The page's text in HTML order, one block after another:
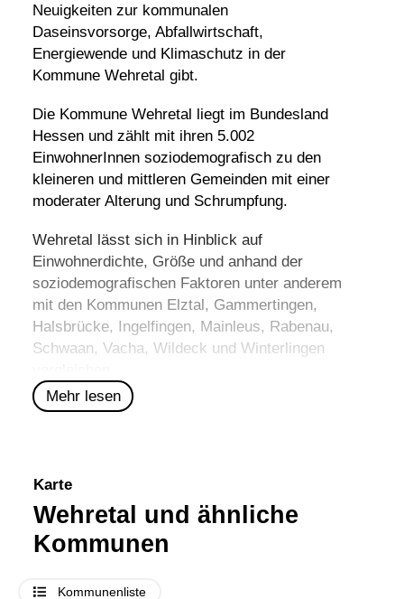
Neuigkeiten zur kommunalen
Daseinsvorsorge, Abfallwirtschaft,
Energiewende und Klimaschutz in der
Kommune Wehretal gibt.
Die Kommune Wehretal liegt im Bundesland
Hessen und zählt mit ihren 5.002
EinwohnerInnen soziodemografisch zu den
kleineren und mittleren Gemeinden mit einer
moderater Alterung und Schrumpfung.
Wehretal lässt sich in Hinblick auf
Einwohnerdichte, Größe und anhand der
soziodemografischen Faktoren unter anderem
mit den Kommunen Elztal , Gammertingen,
Halsbrücke, Ingelfingen, Mainleus, Rabenau,
Schwaan, Vacha, Wildeck und Winterlingen
Mehr lesen
Karte
Wehretal und ähnliche
Kommunen
Kommunenliste